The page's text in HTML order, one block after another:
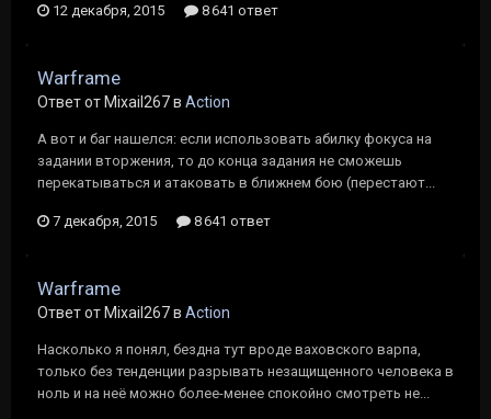
12 декабря, 2015 8 641 ответ
Warframe
Ответ от Mixail267 в Action
А вот и баг нашелся: если использовать абилку фокуса на
задании вторжения, то до конца задания не сможешь
перекатываться и атаковать в ближнем бою (перестают...
7 декабря, 2015 8 641 ответ
Warframe
Ответ от Mixail267 в Action
Насколько я понял, бездна тут вроде ваховского варпа,
только без тенденции разрывать незащищенного человека в
ноль и на неё можно более-менее спокойно смотреть не...